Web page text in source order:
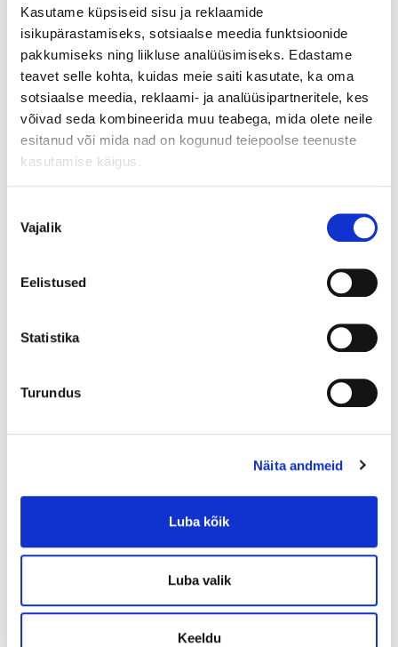
Kasutame küpsiseid sisu ja reklaamide
isikupärastamiseks, sotsiaalse meedia funktsioonide
pakkumiseks ning liikluse analüüsimiseks. Edastame
teavet selle kohta, kuidas meie saiti kasutate, ka oma
sotsiaalse meedia, reklaami- ja analüüsipartneritele, kes
võivad seda kombineerida muu teabega, mida olete neile
esitanud või mida nad on kogunud teiepoolse teenuste
kasutamise käigus.
valik
Vajalik
Eelistused
Statistika
Turundus
Näita andmeid
Luba kõik
Luba valik
Keeldu
1232632
PB631-2-R-WW
144€
0-1 workdays (product in store and will collect from store)
1-4 workdays (delivery with courier)
Placet
12€ / month